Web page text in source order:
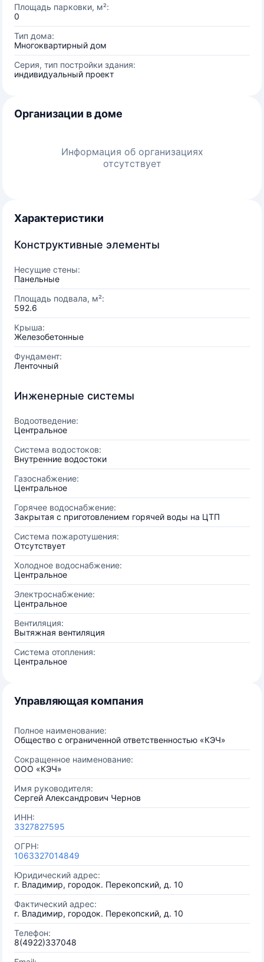
Площадь парковки, м²:
0
Тип дома:
Многоквартирный дом
Серия, тип постройки здания:
индивидуальный проект
Организации в доме
Информация об организациях
отсутствует
Характеристики
Конструктивные элементы
Несущие стены:
Панельные
Площадь подвала, м²:
592.6
Крыша:
Железобетонные
Фундамент:
Ленточный
Инженерные системы
Водоотведение:
Центральное
Система водостоков:
Внутренние водостоки
Газоснабжение:
Центральное
Горячее водоснабжение:
Закрытая с приготовлением горячей воды на ЦТП
Система пожаротушения:
Отсутствует
Холодное водоснабжение:
Центральное
Электроснабжение:
Центральное
Вентиляция:
Вытяжная вентиляция
Система отопления:
Центральное
Управляющая компания
Полное наименование:
Общество с ограниченной ответственностью «КЭЧ»
Сокращенное наименование:
ООО «КЭЧ»
Имя руководителя:
Сергей Александрович Чернов
ИНН:
3327827595
ОГРН:
1063327014849
Юридический адрес:
г. Владимир, городок. Перекопский, д. 10
Фактический адрес:
г. Владимир, городок. Перекопский, д. 10
Телефон:
8(4922)337048